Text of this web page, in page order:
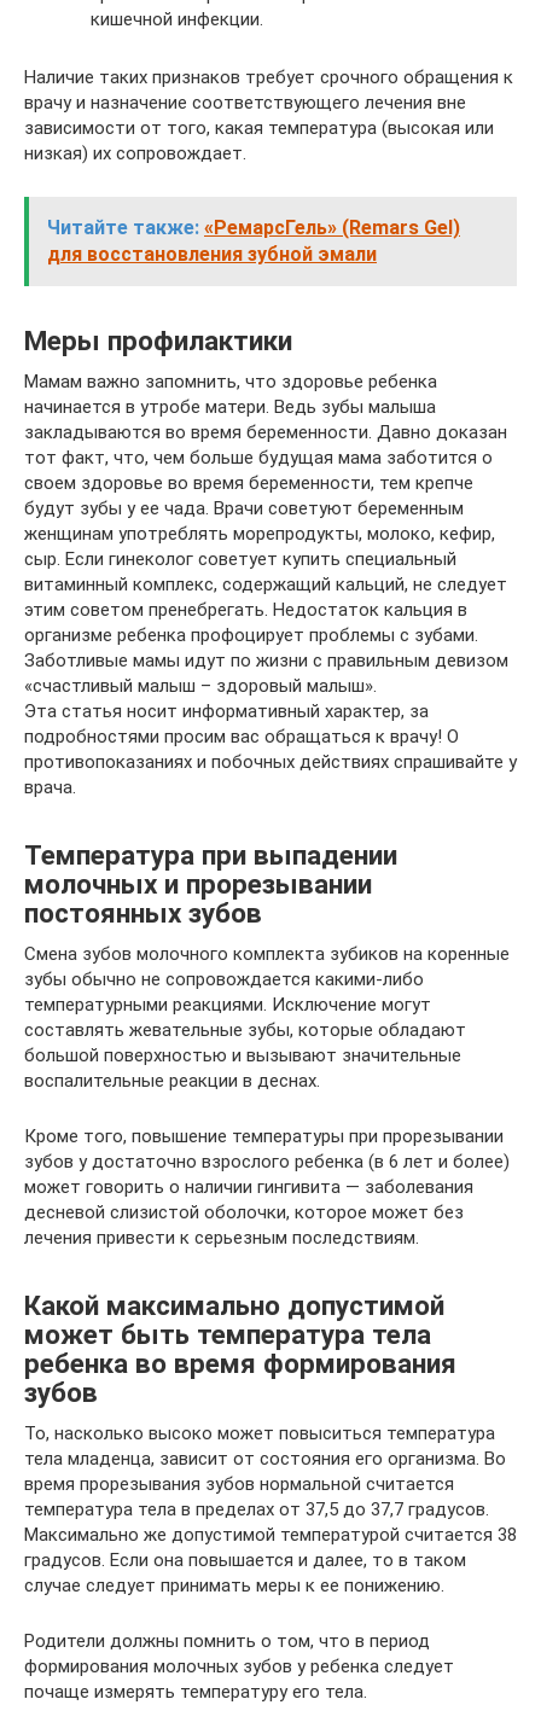
кишечной инфекции.
Наличие таких признаков требует срочного обращения к
врачу и назначение соответствующего лечения вне
зависимости от того, какая температура (высокая или
низкая) их сопровождает.
Читайте также: «РемарсГель» (Remars Gel)
для восстановления зубной эмали
Меры профилактики
Мамам важно запомнить, что здоровье ребенка
начинается в утробе матери. Ведь зубы малыша
закладываются во время беременности. Давно доказан
тот факт, что, чем больше будущая мама заботится о
своем здоровье во время беременности, тем крепче
будут зубы у ее чада. Врачи советуют беременным
женщинам употреблять морепродукты, молоко, кефир,
сыр. Если гинеколог советует купить специальный
витаминный комплекс, содержащий кальций, не следует
этим советом пренебрегать. Недостаток кальция в
организме ребенка профоцирует проблемы с зубами.
Заботливые мамы идут по жизни с правильным девизом
«счастливый малыш – здоровый малыш».
Эта статья носит информативный характер, за
подробностями просим вас обращаться к врачу! О
противопоказаниях и побочных действиях спрашивайте у
врача.
Температура при выпадении
молочных и прорезывании
постоянных зубов
Смена зубов молочного комплекта зубиков на коренные
зубы обычно не сопровождается какими-либо
температурными реакциями. Исключение могут
составлять жевательные зубы, которые обладают
большой поверхностью и вызывают значительные
воспалительные реакции в деснах.
Кроме того, повышение температуры при прорезывании
зубов у достаточно взрослого ребенка (в 6 лет и более)
может говорить о наличии гингивита — заболевания
десневой слизистой оболочки, которое может без
лечения привести к серьезным последствиям.
Какой максимально допустимой
может быть температура тела
ребенка во время формирования
зубов
То, насколько высоко может повыситься температура
тела младенца, зависит от состояния его организма. Во
время прорезывания зубов нормальной считается
температура тела в пределах от 37,5 до 37,7 градусов.
Максимально же допустимой температурой считается 38
градусов. Если она повышается и далее, то в таком
случае следует принимать меры к ее понижению.
Родители должны помнить о том, что в период
формирования молочных зубов у ребенка следует
почаще измерять температуру его тела.